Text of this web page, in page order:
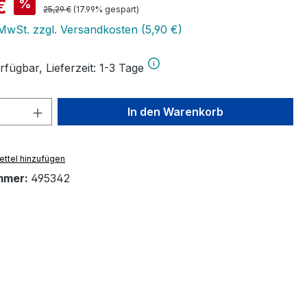
% Regulärer Preis:
25,29 € (17.99% gespart)
zzgl. Versandkosten (5,90 €)
Lieferzeit: 1-3 Tage
Anzahl: Gib den gewünschten Wert
In den Warenkorb
hinzufügen
495342